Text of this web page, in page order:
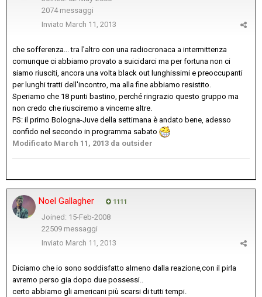
2074 messaggi
Inviato March 11, 2013
che sofferenza... tra l'altro con una radiocronaca a intermittenza
comunque ci abbiamo provato a suicidarci ma per fortuna non ci
siamo riusciti, ancora una volta black out lunghissimi e preoccupanti
per lunghi tratti dell'incontro, ma alla fine abbiamo resistito.
Speriamo che 18 punti bastino, perché ringrazio questo gruppo ma
non credo che riusciremo a vincerne altre.
PS: il primo Bologna-Juve della settimana è andato bene, adesso
confido nel secondo in programma sabato
Modificato March 11, 2013 da outsider
Noel Gallagher 1111
Joined: 15-Feb-2008
22509 messaggi
Inviato March 11, 2013
Diciamo che io sono soddisfatto almeno dalla reazione,con il pirla
avremo perso gia dopo due possessi..
certo abbiamo gli americani più scarsi di tutti tempi.